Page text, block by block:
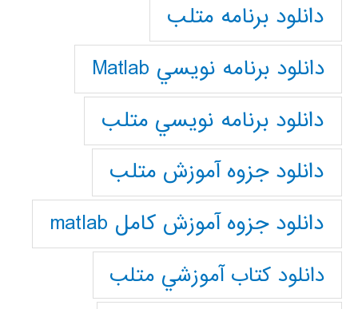
دانلود برنامه متلب
دانلود برنامه نويسي Matlab
دانلود برنامه نويسي متلب
دانلود جزوه آموزش متلب
دانلود جزوه آموزش کامل matlab
دانلود كتاب آموزشي متلب